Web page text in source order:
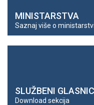
MINISTARSTVA
Saznaj više o
SLUŽBENI
Download sekcija